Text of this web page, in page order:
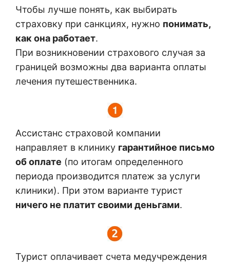
Чтобы лучше понять, как выбирать
страховку при санкциях, нужно понимать,
как она работает.
При возникновении страхового случая за
границей возможны два варианта оплаты
лечения путешественника.
Ассистанс страховой компании
направляет в клинику гарантийное письмо
об оплате (по итогам определенного
периода производится платеж за услуги
клиники). При этом варианте турист
ничего не платит своими деньгами.
Турист оплачивает счета медучреждения